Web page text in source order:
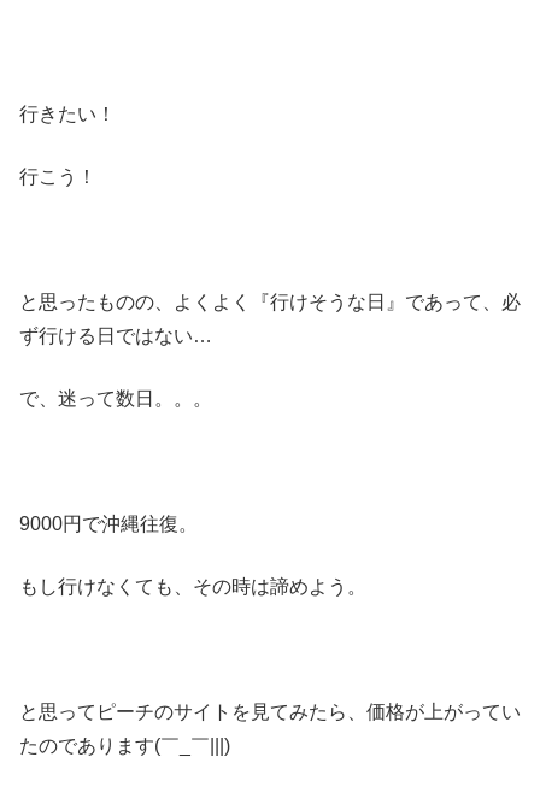
行きたい！
行こう！
と思ったものの、よくよく『行けそうな日』であって、必
ず行ける日ではない…
で、迷って数日。。。
9000円で沖縄往復。
もし行けなくても、その時は諦めよう。
と思ってピーチのサイトを見てみたら、価格が上がってい
たのであります(￣_￣|||)